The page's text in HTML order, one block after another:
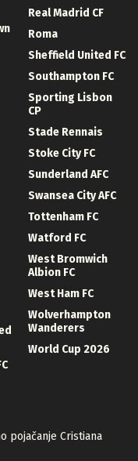
Real Madrid CF
Roma
Sheffield United FC
Southampton FC
Sporting Lisbon
CP
Stade Rennais
Stoke City FC
Sunderland AFC
Swansea City AFC
Tottenham FC
Watford FC
West Bromwich
Albion FC
West Ham FC
Wolverhampton
Wanderers
World Cup 2026
pojačanje Cristiana